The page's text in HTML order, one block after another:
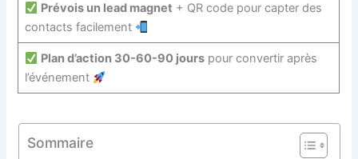
Prévois un lead magnet + QR code pour capter des
contacts facilement
Plan d’action 30-60-90 jours pour convertir après
l’événement
Sommaire